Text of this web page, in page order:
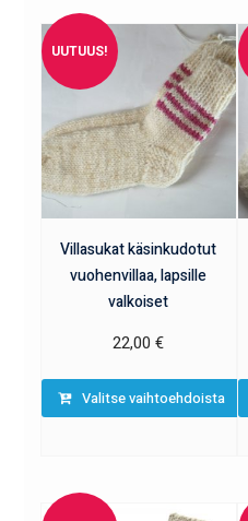
UUTUUS!
Villasukat käsinkudotut
vuohenvillaa, lapsille
valkoiset
22,00€
Valitse vaihtoehdoista